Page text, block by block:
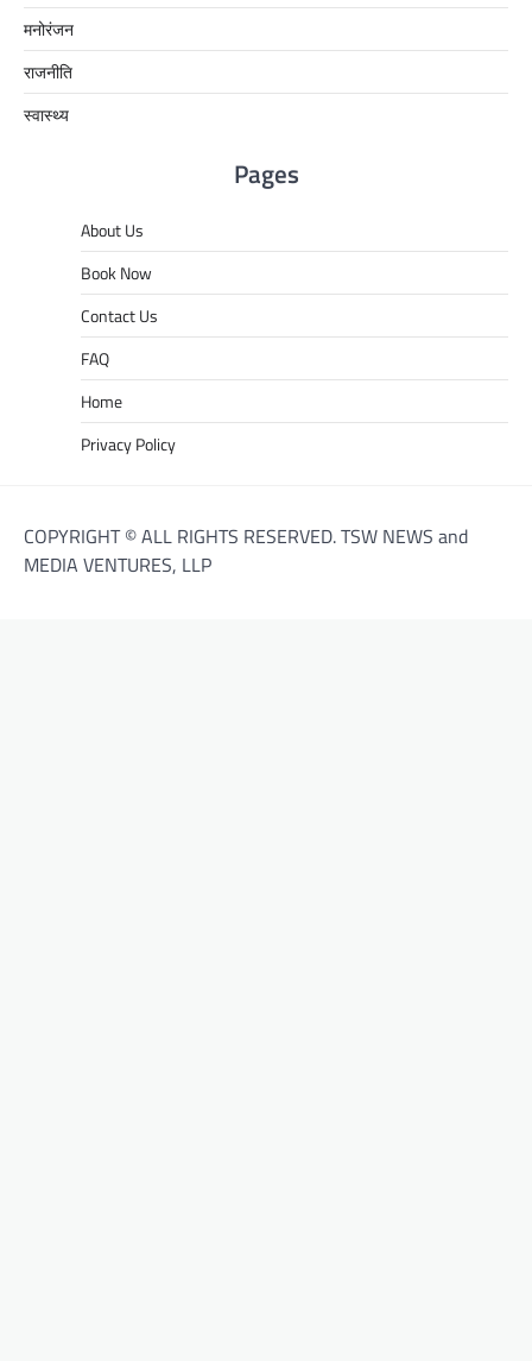
मनोरंजन
राजनीति
स्वास्थ्य
Pages
About Us
Book Now
Contact Us
FAQ
Home
Privacy Policy
COPYRIGHT © ALL RIGHTS RESERVED. TSW NEWS and
MEDIA VENTURES, LLP